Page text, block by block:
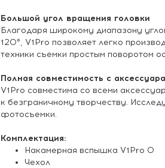
Большой угол вращения головки
Благодаря широкому диапазону
120°, V1Pro позволяет легко
техники съемки простым поворотом
Полная совместимость с
V1Pro cовместима со всеми
к безграничному творчеству.
фотосъемки.
Комплектация:
Накамерная вспышка V1Pro O
Чехол